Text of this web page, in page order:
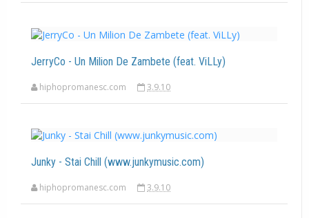
JerryCo - Un Milion De Zambete (feat. ViLLy)
hiphopromanesc.com 3.9.10
Junky - Stai Chill (www.junkymusic.com)
hiphopromanesc.com 3.9.10